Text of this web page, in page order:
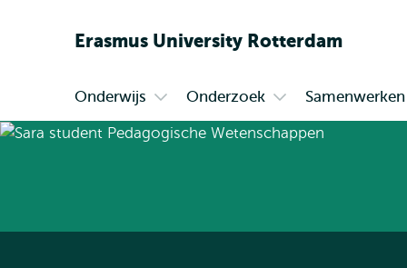
Erasmus University Rotterdam
Primair
Onderwijs
submenu
Onderzoek
submenu
Samenwerken